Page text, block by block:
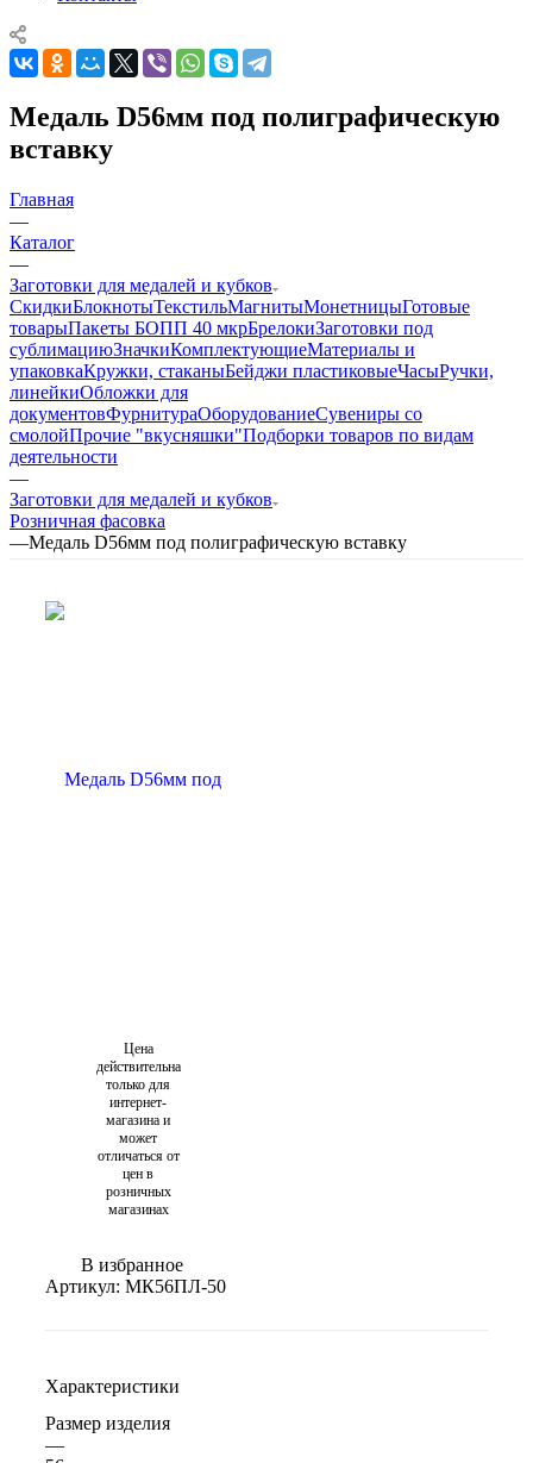
Медаль D56мм под полиграфическую
вставку
Главная
—
Каталог
—
Заготовки для медалей и кубков
СкидкиБлокнотыТекстильМагнитыМонетницыГотовые
товарыПакеты БОПП 40 мкрБрелокиЗаготовки под
сублимациюЗначкиКомплектующиеМатериалы и
упаковкаКружки, стаканыБейджи пластиковыеЧасыРучки,
линейкиОбложки для
документовФурнитураОборудованиеСувениры со
смолойПрочие "вкусняшки"Подборки товаров по видам
деятельности
—
Заготовки для медалей и кубков
Розничная фасовка
—Медаль D56мм под полиграфическую вставку
Цена
действительна
только для
интернет-
магазина и
может
отличаться от
цен в
розничных
магазинах
В избранное
Артикул: МК56ПЛ-50
Характеристики
Размер изделия
—